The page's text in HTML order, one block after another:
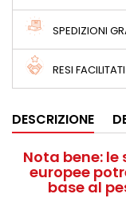
SPEDIZIONI
RESI FACILITATI
DESCRIZIONE
Nota bene:
europee
base al